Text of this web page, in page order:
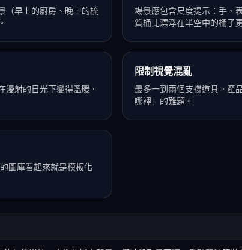
（早上的廚房、晚上的梳
場景應包含尺度提示：手、
質桶比漂浮在半空中的桶子
漫射的日光下變得溫暖。
限制視覺混亂
最多一到兩個支撐道具。產
哪裡」的難題。
圖庫看起來就是模板化